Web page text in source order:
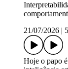
21/07/2026
Hoje o papo